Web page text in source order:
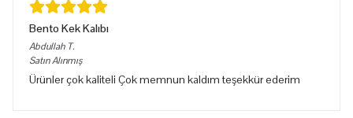
Bento Kek Kalıbı
Abdullah T.
Satın Alınmış
Ürünler çok kaliteli Çok memnun kaldım teşekkür ederim